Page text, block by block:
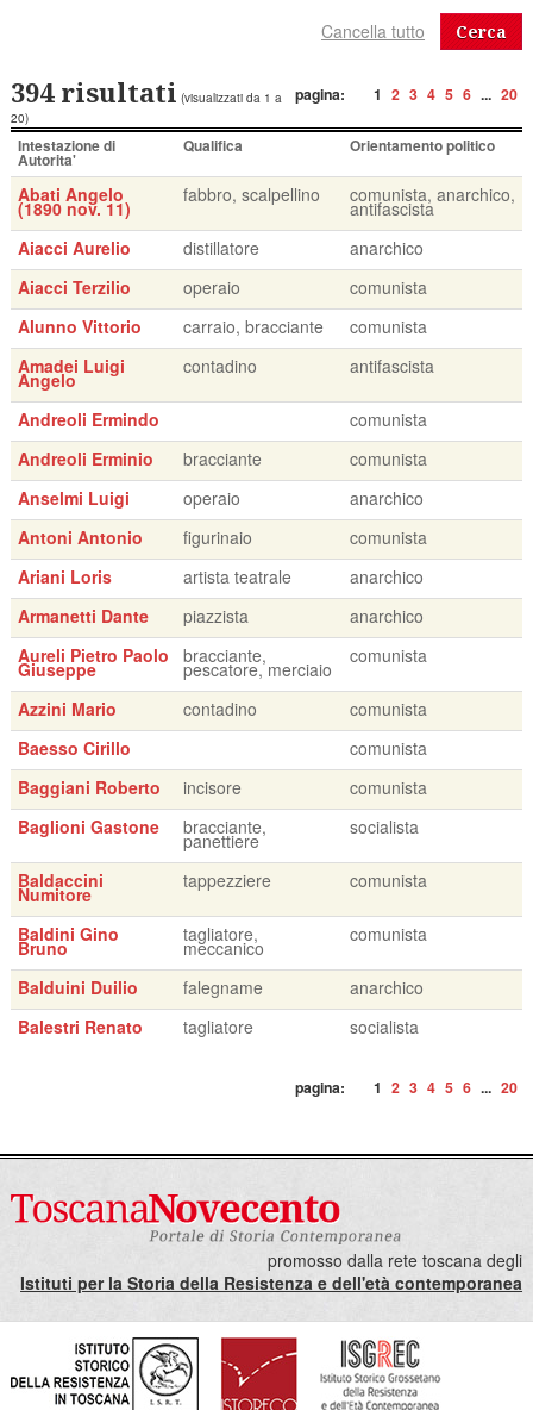
Cerca
pagina: 1 2 3 4 5 6 ... 20
394 risultati (visualizzati da 1 a
20)
Intestazione di
Autorita'
Qualifica Orientamento politico
Abati Angelo
(1890 nov. 11)
fabbro, scalpellino comunista, anarchico,
antifascista
Aiacci Aurelio
distillatore
anarchico
Aiacci Terzilio
operaio
comunista
Alunno Vittorio
carraio, bracciante
comunista
Amadei Luigi
Angelo
contadino antifascista
Andreoli Ermindo
comunista
Andreoli Erminio
bracciante
comunista
Anselmi Luigi
operaio
anarchico
Antoni Antonio
figurinaio
comunista
Ariani Loris
artista teatrale
anarchico
Armanetti Dante
piazzista
anarchico
Aureli Pietro Paolo
Giuseppe
bracciante,
pescatore, merciaio
comunista
Azzini Mario contadino
comunista
Baesso Cirillo
comunista
Baggiani Roberto
incisore
comunista
Baglioni Gastone
bracciante,
panettiere
socialista
Baldaccini
Numitore
tappezziere comunista
Baldini Gino
Bruno
tagliatore,
meccanico
comunista
Balduini Duilio falegname
anarchico
Balestri Renato
tagliatore socialista
pagina: 1 2 3 4 5 6 ... 20
promosso dalla rete toscana degli
Istituti per la Storia della Resistenza e dell'età contemporanea